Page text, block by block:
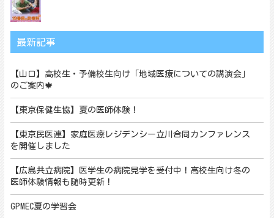
最新記事
【山口】高校生・予備校生向け「地域医療についての講演会」
のご案内🍁
【東京保健生協】夏の医師体験！
【東京民医連】家庭医療レジデンシー立川合同カンファレンス
を開催しました
【広島共立病院】医学生の病院見学を受付中！高校生向け冬の
医師体験情報も随時更新！
GPMEC夏の学習会